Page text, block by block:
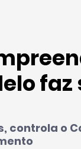
faz
controla o